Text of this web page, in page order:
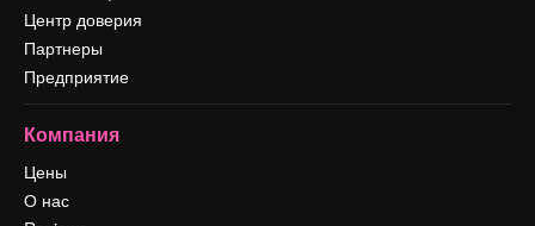
Центр доверия
Партнеры
Предприятие
Компания
Цены
О нас